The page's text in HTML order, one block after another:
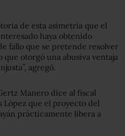
de esta asimetría que el
haya obtenido
fallo que se pretende resolver
que otorgó una abusiva ventaja
agregó.
Manero dice al fiscal
López que el proyecto del
prácticamente libera a